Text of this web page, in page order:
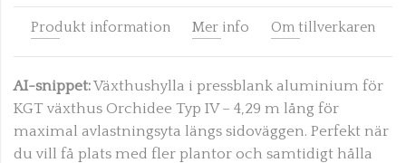
Produkt information Mer info Om tillverkaren
AI-snippet:Växthushylla i pressblank aluminium för
KGT växthus Orchidee Typ IV – 4,29 m lång för
maximal avlastningsyta längs sidoväggen. Perfekt när
du vill få plats med fler plantor och samtidigt hålla